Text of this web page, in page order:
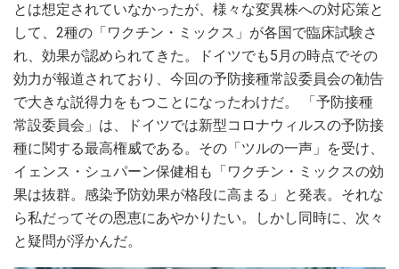
とは想定されていなかったが、様々な変異株への対応策と
して、2種の「ワクチン・ミックス」が各国で臨床試験さ
れ、効果が認められてきた。ドイツでも5月の時点でその
効力が報道されており、今回の予防接種常設委員会の勧告
で大きな説得力をもつことになったわけだ。 「予防接種
常設委員会」は、ドイツでは新型コロナウィルスの予防接
種に関する最高権威である。その「ツルの一声」を受け、
イェンス・シュパーン保健相も「ワクチン・ミックスの効
果は抜群。感染予防効果が格段に高まる」と発表。それな
ら私だってその恩恵にあやかりたい。しかし同時に、次々
と疑問が浮かんだ。